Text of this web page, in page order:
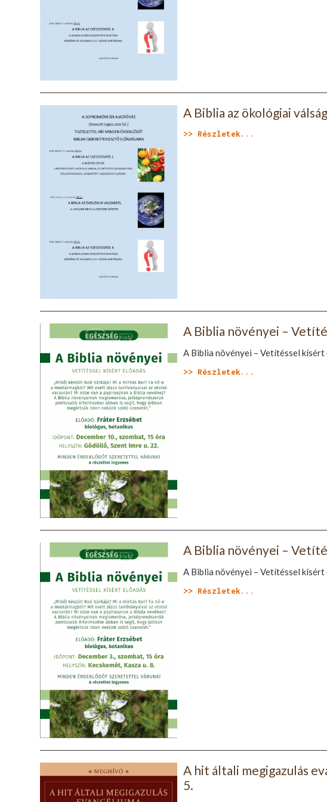
A Biblia az ökológiai
>> Részletek...
A Biblia növényei –
A Biblia növényei – Vetítéssel kísért
>> Részletek...
A Biblia növényei –
A Biblia növényei – Vetítéssel kísért
>> Részletek...
A hit általi megigazulás
5.